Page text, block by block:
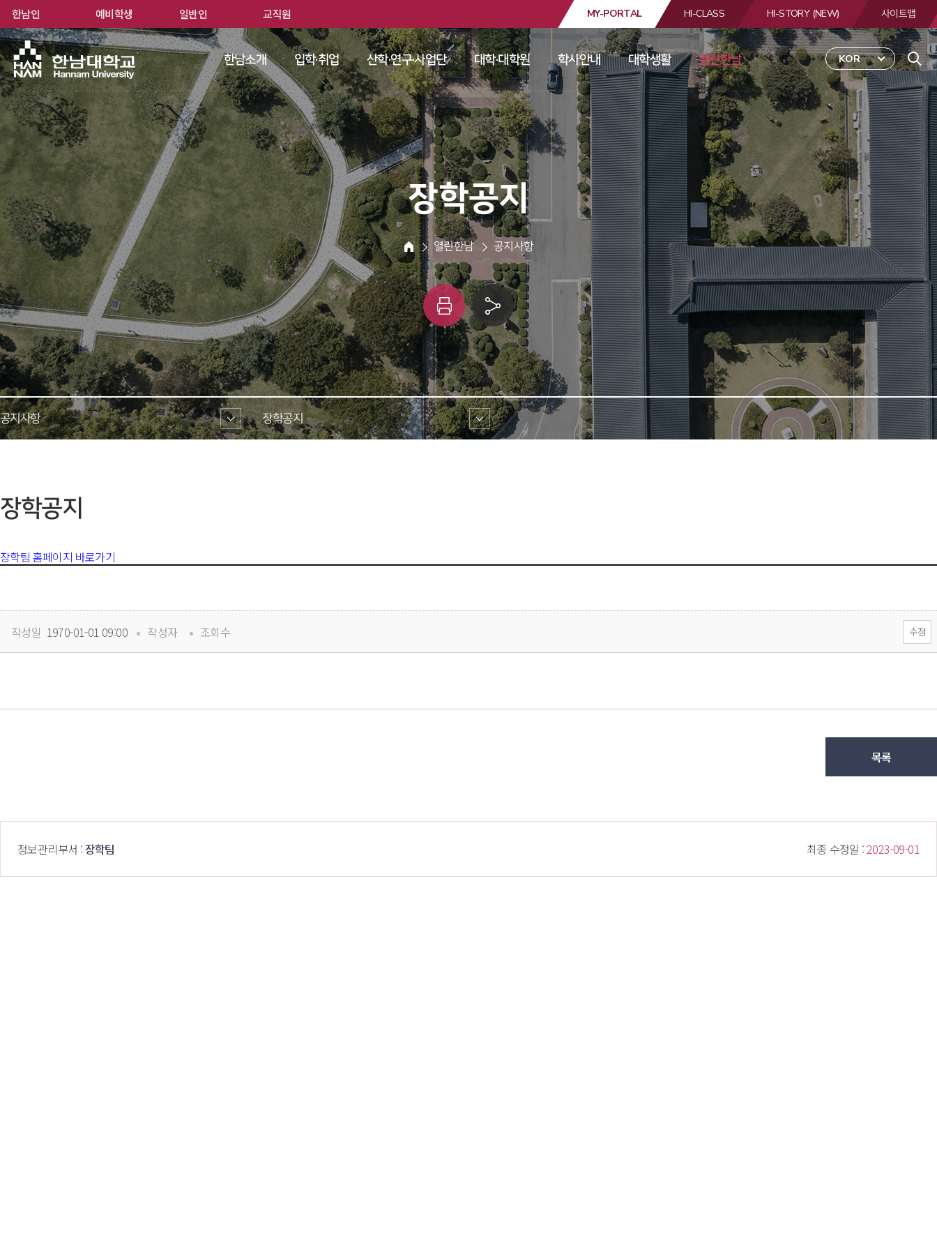
합
검
색
한남대학교
MY-PORTAL HI-CLASS HI-STORY (NEW) 사이트맵
KOR
한남소개 입학·취업 산학·연구·사업단 대학·대학원 학사안내 대학생활 열린한남
장학공지
HOME
열린한남 공지사항
쇄
링
크
공유
공지사항 장학공지
장학공지
장학팀 홈페이지 바로가기
작성일 1970-01-01 09:00 작성자 조회수 수정
목록
정보관리부서 : 장학팀 최종 수정일 : 2023-09-01
한남인 예비학생 일반인 교직원